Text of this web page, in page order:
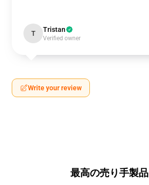
T Tristan
Verified owner
Write your review
最高の売り手製品